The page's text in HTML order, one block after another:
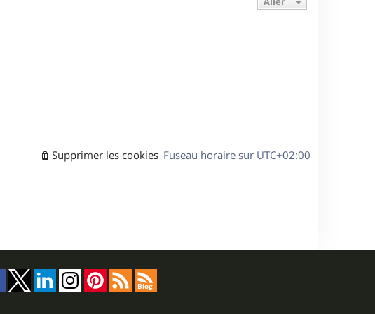
e
Fuseau horaire sur UTC+02:00
Supprimer les cookies